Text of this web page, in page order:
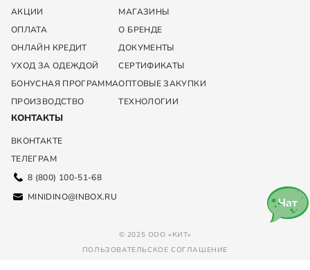
АКЦИИ
ОПЛАТА
ОНЛАЙН КРЕДИТ
УХОД ЗА ОДЕЖДОЙ
БОНУСНАЯ ПРОГРАММА
ПРОИЗВОДСТВО
МАГАЗИНЫ
О БРЕНДЕ
ДОКУМЕНТЫ
СЕРТИФИКАТЫ
ОПТОВЫЕ ЗАКУПКИ
ТЕХНОЛОГИИ
КОНТАКТЫ
ВКОНТАКТЕ
ТЕЛЕГРАМ
8 (800) 100-51-68
MINIDINO@INBOX.RU
© 2025 ООО «КИТ»
ПОЛЬЗОВАТЕЛЬСКОЕ СОГЛАШЕНИЕ
Чат